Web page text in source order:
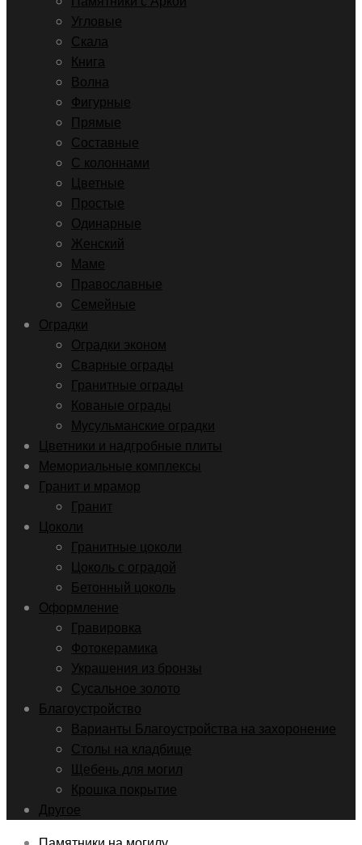
Угловые
Скала
Книга
Волна
Фигурные
Прямые
Составные
С колоннами
Цветные
Простые
Одинарные
Женский
Маме
Православные
Семейные
Оградки
Оградки эконом
Сварные ограды
Гранитные ограды
Кованые ограды
Мусульманские оградки
Цветники и надгробные плиты
Мемориальные комплексы
Гранит и мрамор
Гранит
Цоколи
Гранитные цоколи
Цоколь с оградой
Бетонный цоколь
Оформление
Гравировка
Фотокерамика
Украшения из бронзы
Сусальное золото
Благоустройство
Варианты Благоустройства на захоронение
Столы на кладбище
Щебень для могил
Крошка покрытие
Другое